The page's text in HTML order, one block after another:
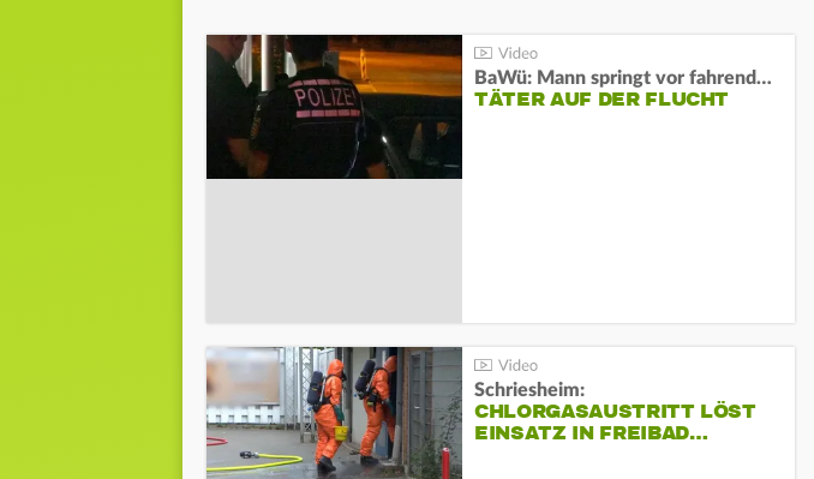
BaWü: Mann springt vor fahrendes Auto und schießt
TÄTER AUF DER FLUCHT
Schriesheim:
CHLORGASAUSTRITT LÖST
EINSATZ IN FREIBAD…